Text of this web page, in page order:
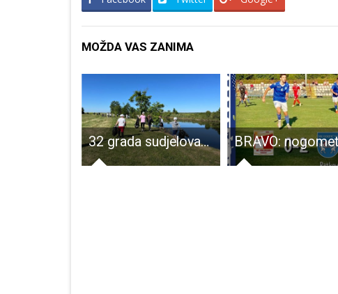
MOŽDA VAS ZANIMA
32 grada sudjelovat će u ovogodišnjem izdanju projekta Od izvora do mora